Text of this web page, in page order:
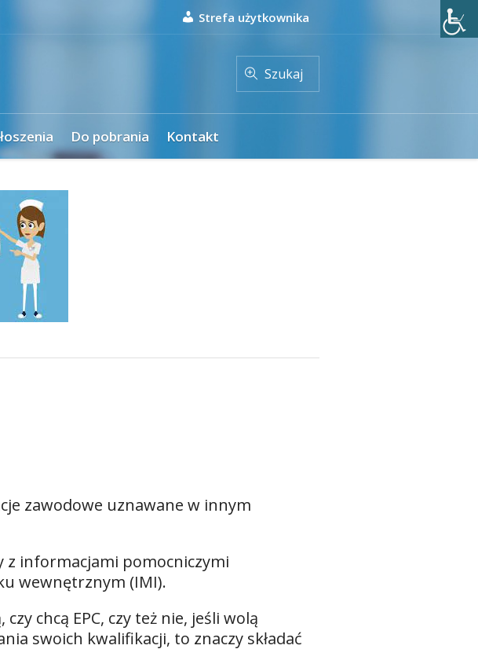
Strefa użytkownika
Szukaj
Do pobrania Kontakt
zawodowe uznawane w innym
z informacjami pomocniczymi
wewnętrznym (IMI).
chcą EPC, czy też nie, jeśli wolą
swoich kwalifikacji, to znaczy składać